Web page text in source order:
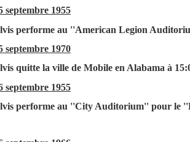
septembre 1955
performe au ''American Legion
septembre 1970
quitte la ville de Mobile en Alabama à
septembre 1955
performe au ''City Auditorium'' pour le